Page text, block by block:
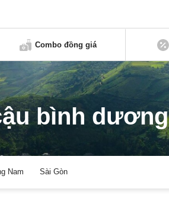
Combo đồng giá
bình dương
Nam Sài Gòn